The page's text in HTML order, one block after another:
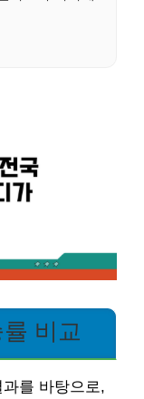
비교
를 바탕으로,